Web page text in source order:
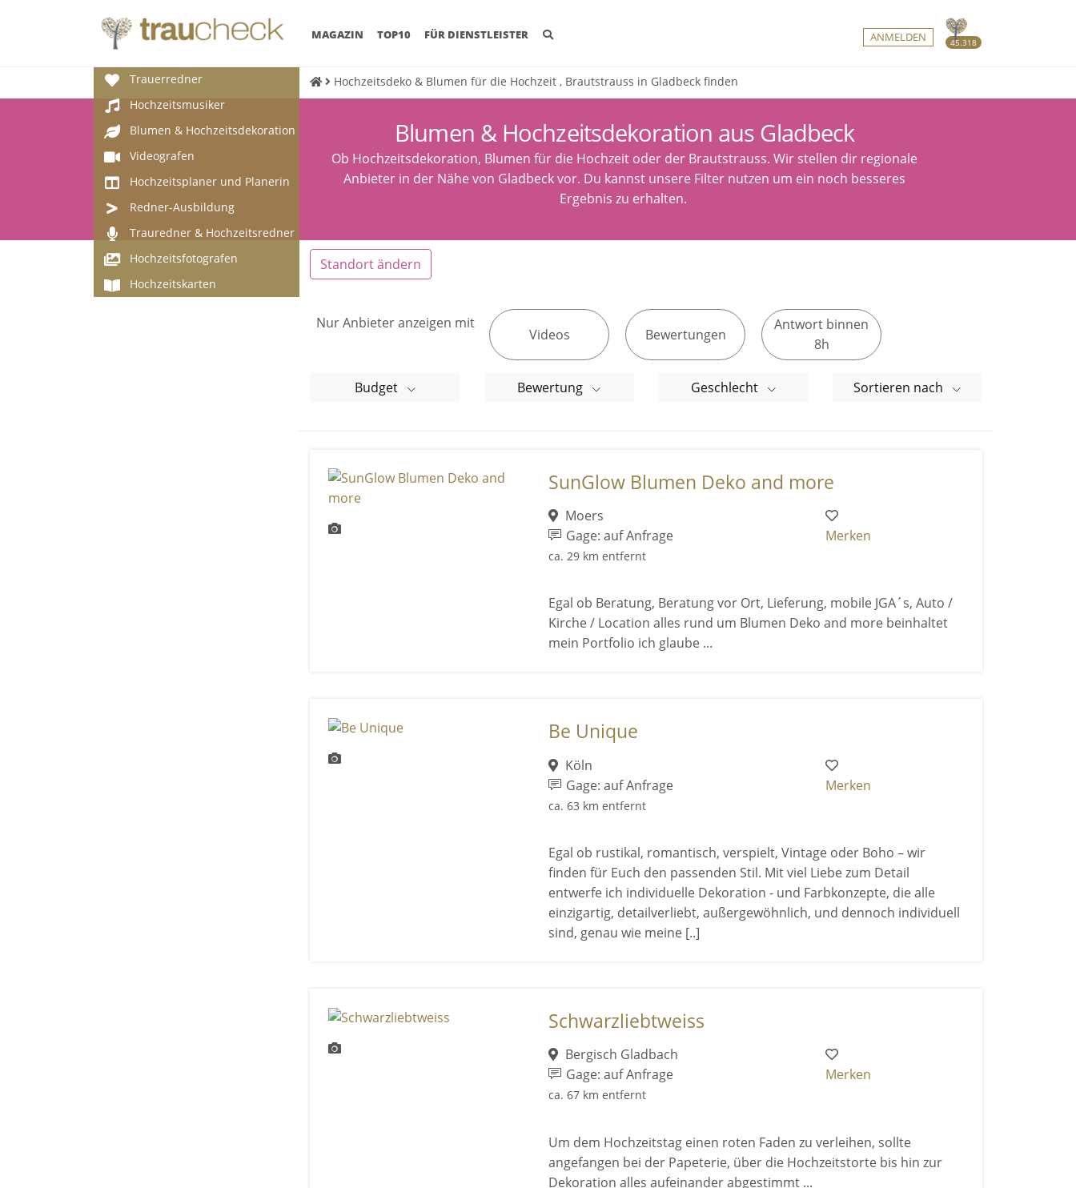
45.318
MAGAZIN (CURRENT)
TOP10 FÜR DIENSTLEISTER ANMELDEN
Trauerredner
Hochzeitsmusiker
Blumen & Hochzeitsdekoration
Videografen
Hochzeitsplaner und Planerin
Redner-Ausbildung
Trauredner & Hochzeitsredner
Hochzeitsfotografen
Hochzeitskarten
Hochzeitsdeko & Blumen für die Hochzeit , Brautstrauss in Gladbeck finden
Blumen & Hochzeitsdekoration aus Gladbeck
Ob Hochzeitsdekoration, Blumen für die Hochzeit oder der Brautstrauss. Wir stellen dir regionale
Anbieter in der Nähe von Gladbeck vor. Du kannst unsere Filter nutzen um ein noch besseres
Ergebnis zu erhalten.
Standort ändern
Nur Anbieter anzeigen mit
Videos Bewertungen
Antwort binnen
8h
Budget Bewertung Geschlecht Sortieren nach
SunGlow Blumen Deko and more
Moers
Gage: auf Anfrage
ca. 29 km entfernt
Merken
Egal ob Beratung, Beratung vor Ort, Lieferung, mobile JGA´s, Auto /
Kirche / Location alles rund um Blumen Deko and more beinhaltet
mein Portfolio ich glaube ...
Be Unique
Köln
Gage: auf Anfrage
ca. 63 km entfernt
Merken
Egal ob rustikal, romantisch, verspielt, Vintage oder Boho – wir
finden für Euch den passenden Stil. Mit viel Liebe zum Detail
entwerfe ich individuelle Dekoration - und Farbkonzepte, die alle
einzigartig, detailverliebt, außergewöhnlich, und dennoch individuell
sind, genau wie meine [..]
Schwarzliebtweiss
Bergisch Gladbach
Gage: auf Anfrage
ca. 67 km entfernt
Merken
Um dem Hochzeitstag einen roten Faden zu verleihen, sollte
angefangen bei der Papeterie, über die Hochzeitstorte bis hin zur
Dekoration alles aufeinander abgestimmt ...